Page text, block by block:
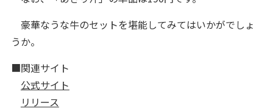
豪華なうな牛のセットを堪能してみてはいかがでしょ
うか。
■関連サイト
公式サイト
リリース